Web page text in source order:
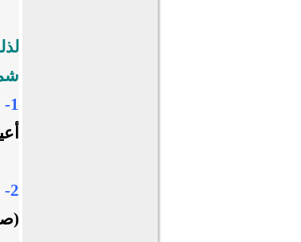
1-
2-